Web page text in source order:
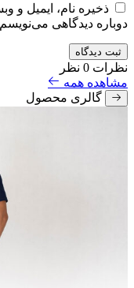
ذخیره نام، ایمیل و
دوباره دیدگاهی
ثبت دیدگاه
نظرات 0 نظر
مشاهده همه
گالری محصول